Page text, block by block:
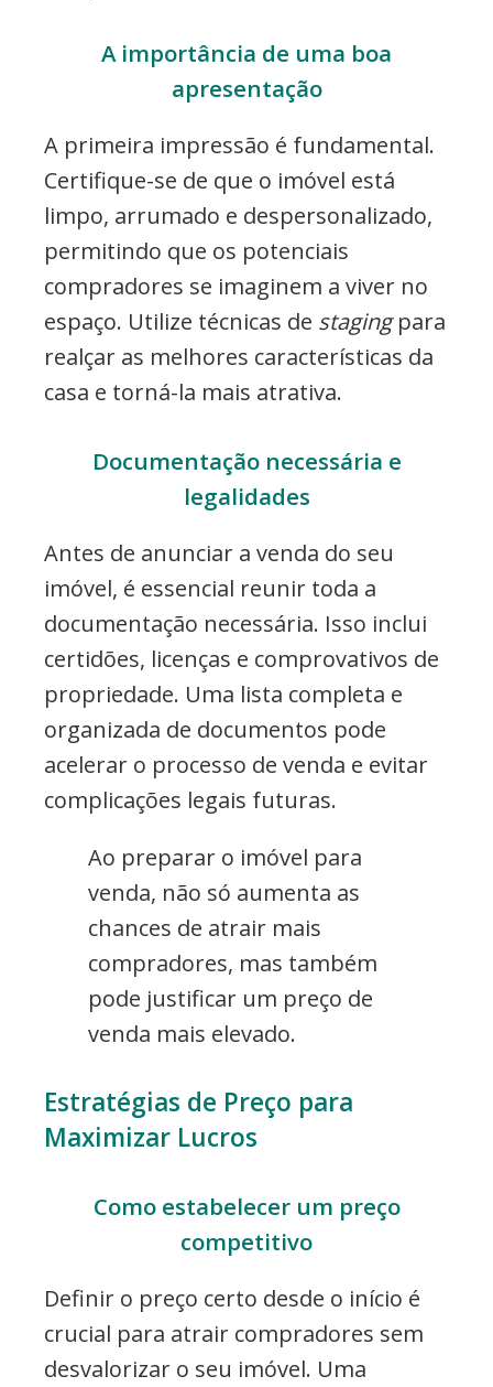
A importância de uma boa
apresentação
A primeira impressão é fundamental.
Certifique-se de que o imóvel está
limpo, arrumado e despersonalizado,
permitindo que os potenciais
compradores se imaginem a viver no
espaço. Utilize técnicas de stagingpara
realçar as melhores características da
casa e torná-la mais atrativa.
Documentação necessária e
legalidades
Antes de anunciar a venda do seu
imóvel, é essencial reunir toda a
documentação necessária. Isso inclui
certidões, licenças e comprovativos de
propriedade. Uma lista completa e
organizada de documentos pode
acelerar o processo de venda e evitar
complicações legais futuras.
Ao preparar o imóvel para
venda, não só aumenta as
chances de atrair mais
compradores, mas também
pode justificar um preço de
venda mais elevado.
Estratégias de Preço para
Maximizar Lucros
Como estabelecer um preço
competitivo
Definir o preço certo desde o início é
crucial para atrair compradores sem
desvalorizar o seu imóvel. Uma